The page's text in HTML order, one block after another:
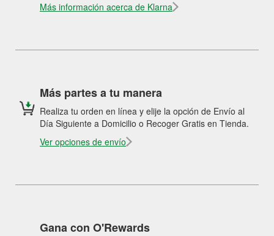
Más información acerca de Klarna
Más partes a tu manera
Realiza tu orden en línea y elije la opción de Envío al
Día Siguiente a Domicilio o Recoger Gratis en Tienda.
Ver opciones de envío
Gana con O'Rewards